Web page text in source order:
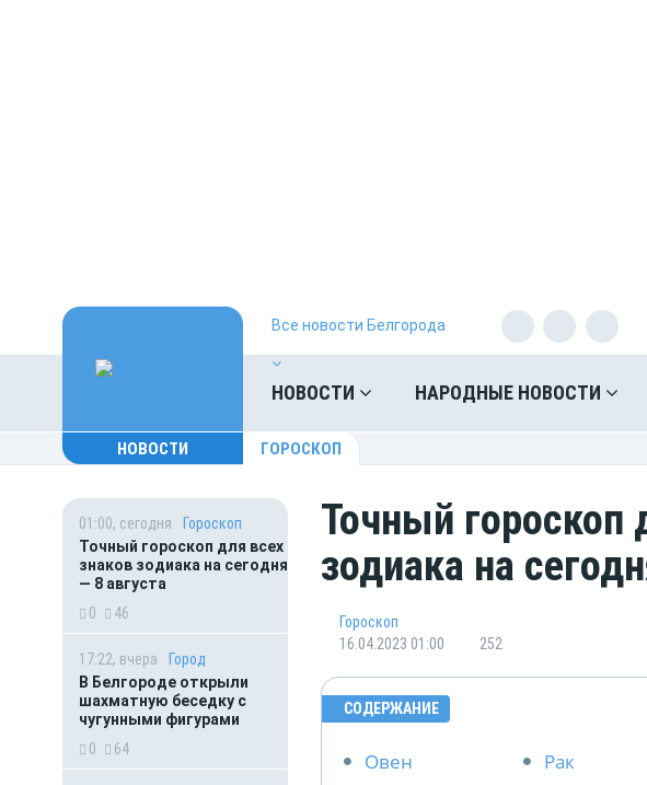
Все новости Белгорода
НОВОСТИ НАРОДНЫЕ НОВОСТИ
НОВОСТИ ГОРОСКОП
01:00, сегодня
Гороскоп
Точный гороскоп для всех
знаков зодиака на сегодня
— 8 августа
0
46
17:22, вчера
Город
В Белгороде открыли
шахматную беседку с
чугунными фигурами
0
64
Точный гороскоп
зодиака на
Гороскоп
16.04.2023 01:00
252
СОДЕРЖАНИЕ
Овен
Рак